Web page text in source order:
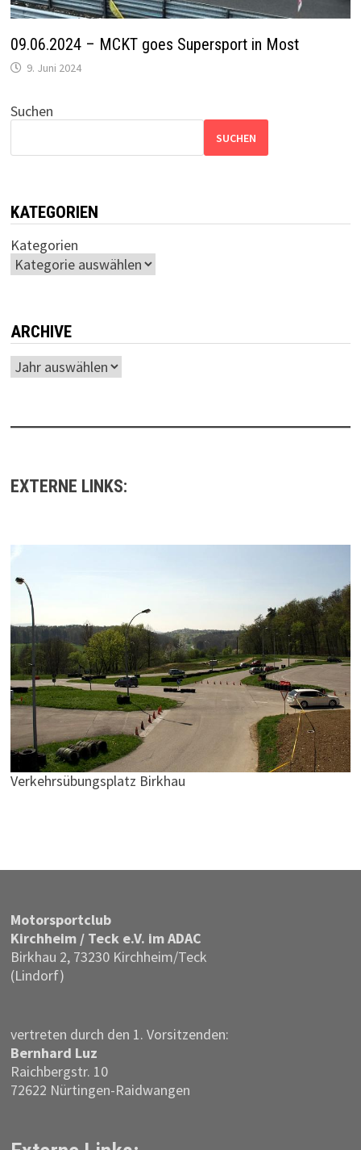
09.06.2024 – MCKT goes Supersport in Most
9. Juni 2024
Suchen
SUCHEN
KATEGORIEN
Kategorien
ARCHIVE
Archiv
EXTERNE LINKS:
Verkehrsübungsplatz Birkhau
Motor­sportclub
Kirchheim / Teck e.V. im ADAC
Birkhau 2, 73230 Kirchheim/Teck
(Lindorf)
vertreten durch den 1. Vorsitzenden:
Bernhard Luz
Raichbergstr. 10
72622 Nürtingen-Raidwangen